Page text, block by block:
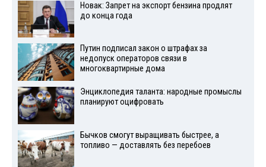
Новак: Запрет на экспорт бензина продлят
до конца года
Путин подписал закон о штрафах за
недопуск операторов связи в
многоквартирные дома
Энциклопедия таланта: народные промыслы
планируют оцифровать
Бычков смогут выращивать быстрее, а
топливо — доставлять без перебоев